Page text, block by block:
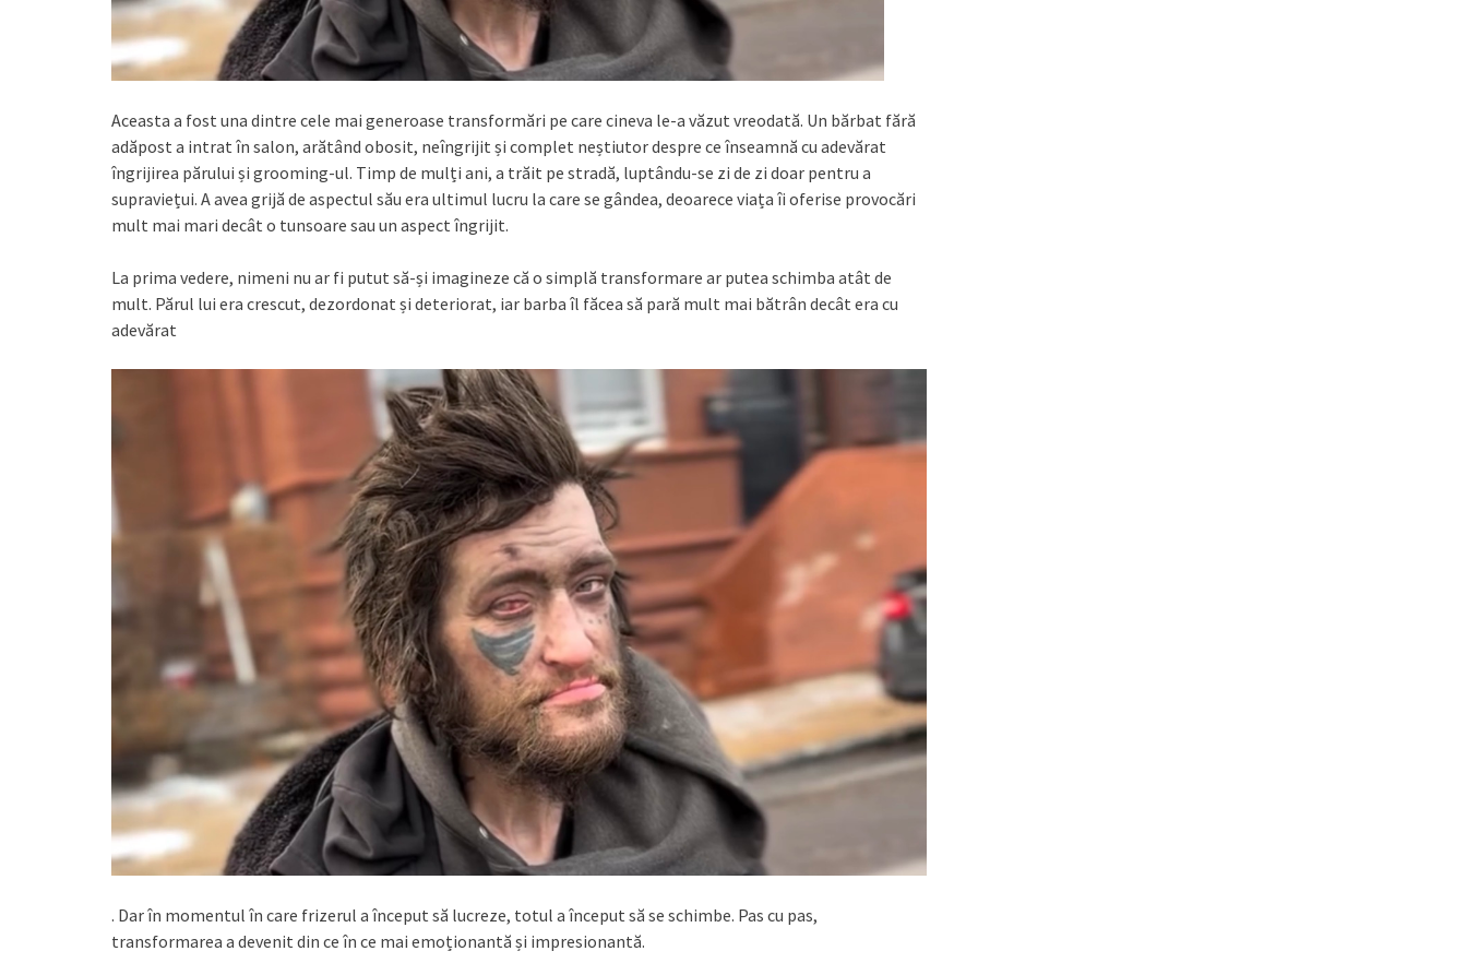
Aceasta a fost una dintre cele mai generoase transformări pe care cineva le-a văzut vreodată. Un bărbat fără
adăpost a intrat în salon, arătând obosit, neîngrijit și complet neștiutor despre ce înseamnă cu adevărat
îngrijirea părului și grooming-ul. Timp de mulți ani, a trăit pe stradă, luptându-se zi de zi doar pentru a
supraviețui. A avea grijă de aspectul său era ultimul lucru la care se gândea, deoarece viața îi oferise provocări
mult mai mari decât o tunsoare sau un aspect îngrijit.
La prima vedere, nimeni nu ar fi putut să-și imagineze că o simplă transformare ar putea schimba atât de
mult. Părul lui era crescut, dezordonat și deteriorat, iar barba îl făcea să pară mult mai bătrân decât era cu
adevărat
. Dar în momentul în care frizerul a început să lucreze, totul a început să se schimbe. Pas cu pas,
transformarea a devenit din ce în ce mai emoționantă și impresionantă.